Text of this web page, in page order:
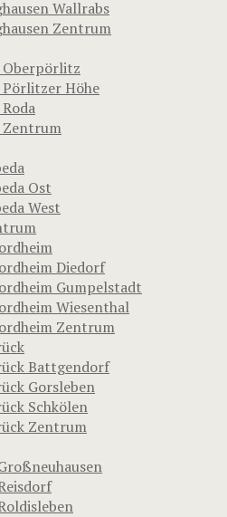
Wallrabs
Zentrum
Oberpörlitz
Höhe
Zentrum
Ost
West
Diedorf
Gumpelstadt
Wiesenthal
Zentrum
Battgendorf
Gorsleben
Schkölen
Zentrum